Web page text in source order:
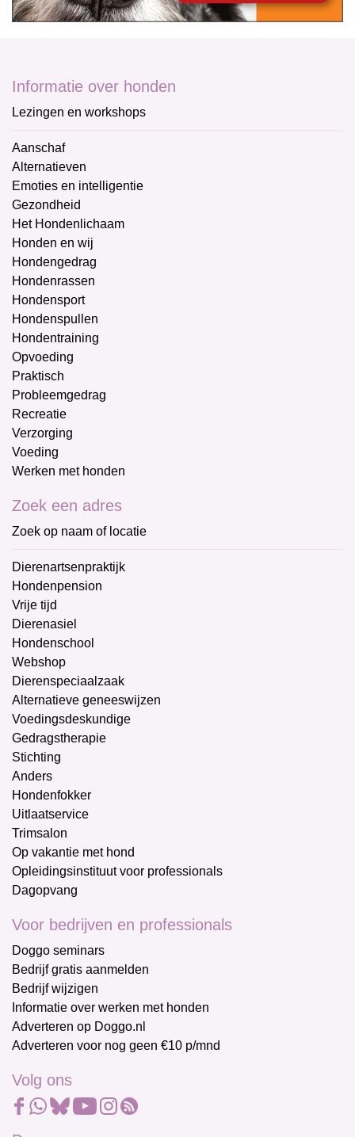
Informatie over honden
Lezingen en workshops
Aanschaf
Alternatieven
Emoties en intelligentie
Gezondheid
Het Hondenlichaam
Honden en wij
Hondengedrag
Hondenrassen
Hondensport
Hondenspullen
Hondentraining
Opvoeding
Praktisch
Probleemgedrag
Recreatie
Verzorging
Voeding
Werken met honden
Zoek een adres
Zoek op naam of locatie
Dierenartsenpraktijk
Hondenpension
Vrije tijd
Dierenasiel
Hondenschool
Webshop
Dierenspeciaalzaak
Alternatieve geneeswijzen
Voedingsdeskundige
Gedragstherapie
Stichting
Anders
Hondenfokker
Uitlaatservice
Trimsalon
Op vakantie met hond
Opleidingsinstituut voor professionals
Dagopvang
Voor bedrijven en professionals
Doggo seminars
Bedrijf gratis aanmelden
Bedrijf wijzigen
Informatie over werken met honden
Adverteren op Doggo.nl
Adverteren voor nog geen €10 p/mnd
Volg ons